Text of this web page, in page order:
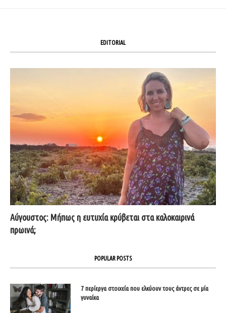
EDITORIAL
Αύγουστος: Μήπως η ευτυχία κρύβεται στα καλοκαιρινά
πρωινά;
POPULAR POSTS
7 περίεργα στοιχεία που ελκύουν τους άντρες σε μία
γυναίκα